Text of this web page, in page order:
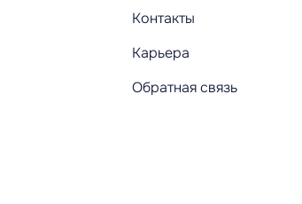
Контакты
Карьера
Обратная связь